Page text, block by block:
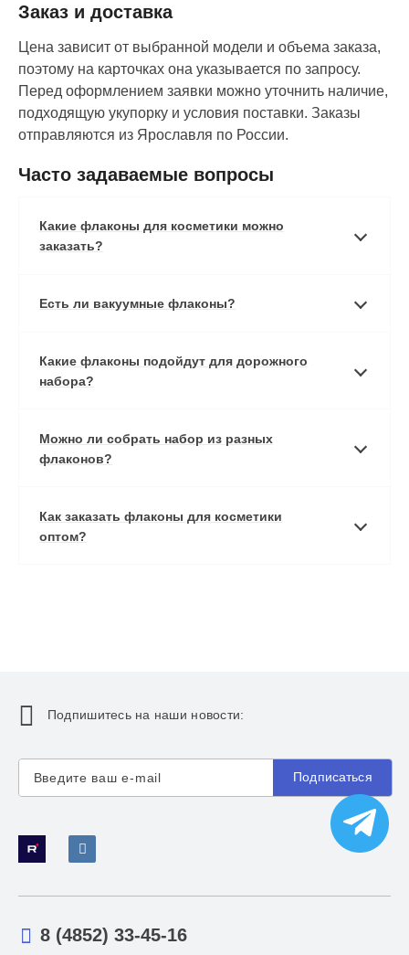
Заказ и доставка
Цена зависит от выбранной модели и объема заказа,
поэтому на карточках она указывается по запросу.
Перед оформлением заявки можно уточнить наличие,
подходящую укупорку и условия поставки. Заказы
отправляются из Ярославля по России.
Часто задаваемые вопросы
Какие флаконы для косметики можно
заказать?
Есть ли вакуумные флаконы?
Какие флаконы подойдут для дорожного
набора?
Можно ли собрать набор из разных
флаконов?
Как заказать флаконы для косметики
оптом?
Подпишитесь на наши новости:
Подписаться
8 (4852) 33-45-16